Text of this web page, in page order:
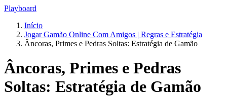
Playboard
Início
Jogar Gamão Online Com Amigos | Regras e Estratégia
Âncoras, Primes e Pedras Soltas: Estratégia de Gamão
Âncoras, Primes e Pedras
Soltas: Estratégia de Gamão